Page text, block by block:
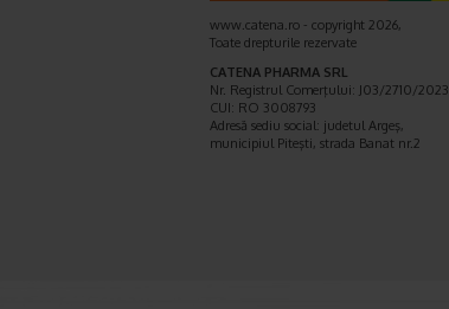
www.catena.ro - copyright 2026,
Toate drepturile rezervate
CATENA PHARMA SRL
Nr. Registrul Comerţului: J03/2710/2023
CUI: RO 3008793
Adresă sediu social: judetul Argeş,
municipiul Piteşti, strada Banat nr.2